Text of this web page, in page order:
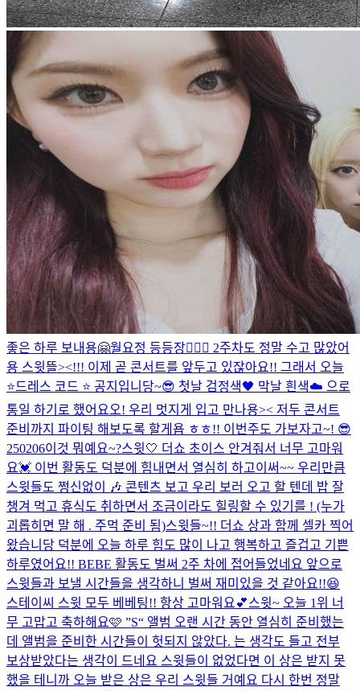
좋은 하루 보내용🤗월요정 등등장🧚🏻‍♀️ 2주차도 정말 수고 많았어
용 스윗뜰><!!! 이제 곧 콘서트를 앞두고 있잖아요!! 그래서 오늘
⭐️드레스 코드 ⭐️ 공지입니당~😎 첫날 검정색🖤 막날 흰색☁️ 으로
통일 하기로 했어요오! 우리 멋지게 입고 만나용>< 저두 콘서트
준비까지 파이팅 해보도록 할게욥 ㅎㅎ!! 이번주도 가보자고~! 😎
250206이것 뭐예요~?스윗🤍 더쇼 초이스 안겨줘서 너무 고마워
요💓 이번 활동도 덕분에 힘내면서 열심히 하고이써~~ 우리만큼
스윗들도 쩡신없이 🎶 콘텐츠 보고 우리 보러 오고 할 텐데 밥 잘
챙겨 먹고 휴식도 취하면서 조금이라도 힐링할 수 있기를 ! (누가
괴롭히면 말 해 . 주먹 준비 됨)스윗들~!! 더쇼 상과 함께 셀카 찍어
왔습니당 덕분에 오늘 하루 힘도 많이 나고 행복하고 즐겁고 기쁜
하루였어요!! BEBE 활동도 벌써 2주 차에 접어들었네요 앞으로
스윗들과 보낼 시간들을 생각하니 벌써 재미있을 것 같아요!!😆
스테이씨 스윗 모두 베베팅!! 항상 고마워요💕스윗~ 오늘 1위 너
무 고맙고 축하해요🩷 ”S“ 앨범 오랜 시간 동안 열심히 준비했는
데 앨범을 준비한 시간들이 헛되지 않았다. 는 생각도 들고 전부
보상받았다는 생각이 드네요 스윗들이 없었다면 이 상은 받지 못
했을 테니까 오늘 받은 상은 우리 스윗들 거예요 다시 한번 정말